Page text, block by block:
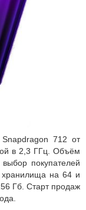
712 от
в 2,3 ГГц. Объём
покупателей
хранилища на 64 и
Гб. Старт продаж